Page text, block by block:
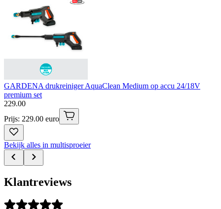
GARDENA drukreiniger AquaClean Medium op accu 24/18V
premium set
229.00
Prijs: 229.00 euro
Bekijk alles in multisproeier
Klantreviews